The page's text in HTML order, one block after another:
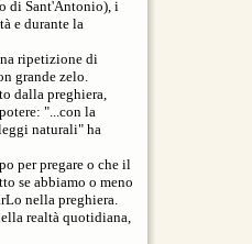
di Sant'Antonio), i
e durante la
ripetizione di
grande zelo.
dalla preghiera,
"...con la
naturali" ha
per pregare o che il
se abbiamo o meno
nella preghiera.
realtà quotidiana,